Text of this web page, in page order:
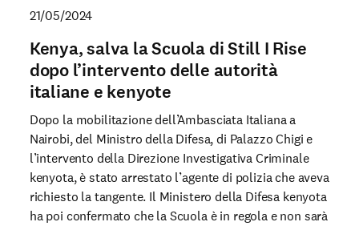
21/05/2024
Kenya, salva la Scuola di Still I Rise
dopo l’intervento delle autorità
italiane e kenyote
Dopo la mobilitazione dell’Ambasciata Italiana a
Nairobi, del Ministro della Difesa, di Palazzo Chigi e
l’intervento della Direzione Investigativa Criminale
kenyota, è stato arrestato l’agente di polizia che aveva
richiesto la tangente. Il Ministero della Difesa kenyota
ha poi confermato che la Scuola è in regola e non sarà